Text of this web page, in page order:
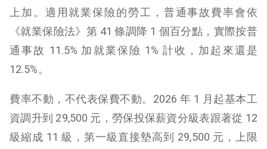
勞保保費注意事項
上加。適用就業保險的勞工，普通事故費率會依
《就業保險法》第 41 條調降 1 個百分點，實際按普
通事故 11.5% 加就業保險 1% 計收，加起來還是
12.5%。
費率不動，不代表保費不動。2026 年 1 月起基本工
資調升到 29,500 元，勞保投保薪資分級表跟著從 12
級縮成 11 級，第一級直接墊高到 29,500 元，上限